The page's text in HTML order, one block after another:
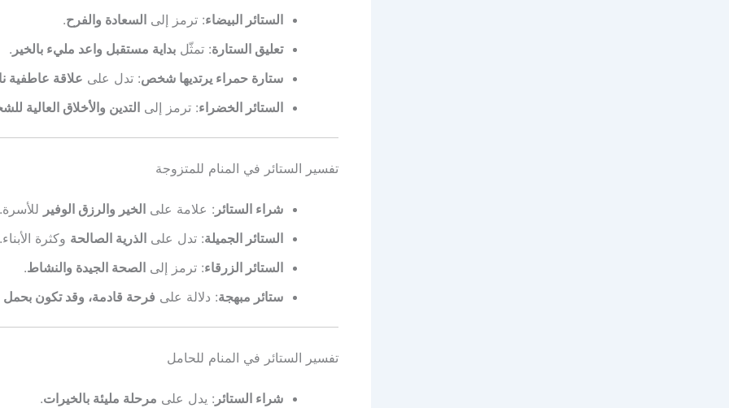
الستائر البيضاء: ترمز إلى السعادة والفرح.
تعليق الستارة: تمثّل بداية مستقبل واعد مليء بالخير .
ستارة حمراء يرتديها شخص: تدل على علاقة عاطفية
الستائر الخضراء: ترمز إلى التدين والأخلاق العالية
تفسير الستائر في المنام للمتزوجة
شراء الستائر : علامة على الخير والرزق الوفير للأسرة.
الستائر الجميلة: تدل على الذرية الصالحة وكثرة الأبناء.
الستائر الزرقاء: ترمز إلى الصحة الجيدة والنشاط.
ستائر مبهجة: دلالة على فرحة قادمة، وقد تكون بحمل
تفسير الستائر في المنام للحامل
شراء الستائر : يدل على مرحلة مليئة بالخيرات.